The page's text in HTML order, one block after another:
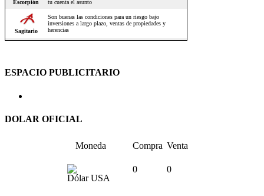
ESPACIO PUBLICITARIO
DOLAR OFICIAL
Moneda Compra Venta
Dólar USA
0 0